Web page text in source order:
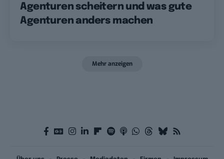
Agenturen scheitern und was gute
Agenturen anders machen
Mehr anzeigen